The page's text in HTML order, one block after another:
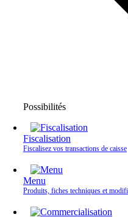
Possibilités
Fiscalisation
Fiscalisez vos transactions de caisse
Menu
Produits, fiches techniques et